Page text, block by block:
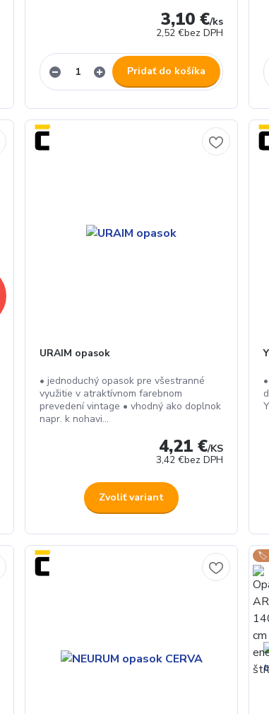
3,10 €/ks
2,52 €bez DPH
Pridať do košíka
URAIM opasok
• jednoduchý opasok pre všestranné
využitie v atraktívnom farebnom
prevedení vintage • vhodný ako doplnok
napr. k nohavi...
4,21 €/KS
3,42 €bez DPH
Zvoliť variant
🏷️